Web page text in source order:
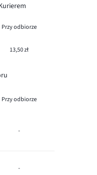
Przy odbiorze
13,50 zł
Przy odbiorze
-
-